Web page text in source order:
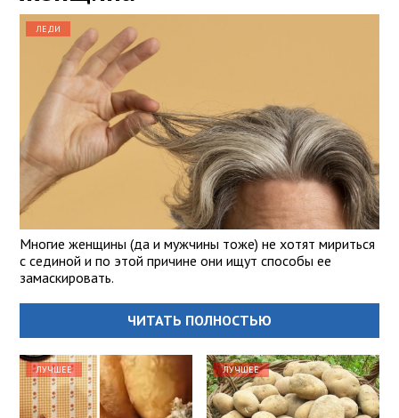
ЛЕДИ
Многие женщины (да и мужчины тоже) не хотят мириться
с сединой и по этой причине они ищут способы ее
замаскировать.
ЧИТАТЬ ПОЛНОСТЬЮ
ЛУЧШЕЕ ЛУЧШЕЕ